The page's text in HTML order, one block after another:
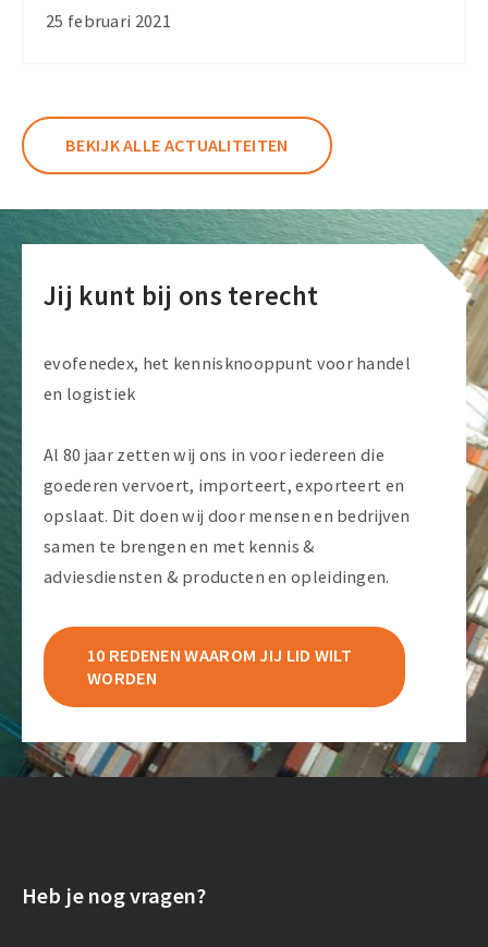
25 februari 2021
geldigheid
BEKIJK ALLE ACTUALITEITEN
Jij kunt bij ons terecht
evofenedex, het kennisknooppunt voor handel
en logistiek
Al 80 jaar zetten wij ons in voor iedereen die
goederen vervoert, importeert, exporteert en
opslaat. Dit doen wij door mensen en bedrijven
samen te brengen en met kennis &
adviesdiensten & producten en opleidingen.
10 REDENEN WAAROM JIJ LID WILT
WORDEN
Heb je nog vragen?